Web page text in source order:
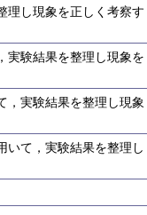
理し現象を正しく考察す
実験結果を整理し現象を
，実験結果を整理し現象
いて，実験結果を整理し